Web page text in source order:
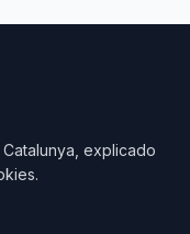
explicado